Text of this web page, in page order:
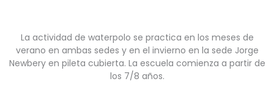
La actividad de waterpolo se practica en los meses de
verano en ambas sedes y en el invierno en la sede Jorge
Newbery en pileta cubierta. La escuela comienza a partir de
los 7/8 años.